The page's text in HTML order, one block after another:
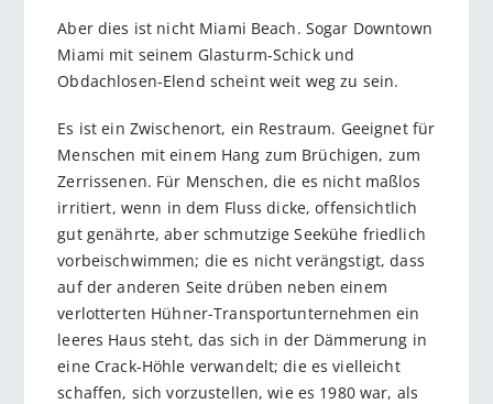
Aber dies ist nicht Miami Beach. Sogar Downtown
Miami mit seinem Glasturm-Schick und
Obdachlosen-Elend scheint weit weg zu sein.
Es ist ein Zwischenort, ein Restraum. Geeignet für
Menschen mit einem Hang zum Brüchigen, zum
Zerrissenen. Für Menschen, die es nicht maßlos
irritiert, wenn in dem Fluss dicke, offensichtlich
gut genährte, aber schmutzige Seekühe friedlich
vorbeischwimmen; die es nicht verängstigt, dass
auf der anderen Seite drüben neben einem
verlotterten Hühner-Transportunternehmen ein
leeres Haus steht, das sich in der Dämmerung in
eine Crack-Höhle verwandelt; die es vielleicht
schaffen, sich vorzustellen, wie es 1980 war, als